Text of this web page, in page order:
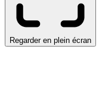
Regarder en plein écran